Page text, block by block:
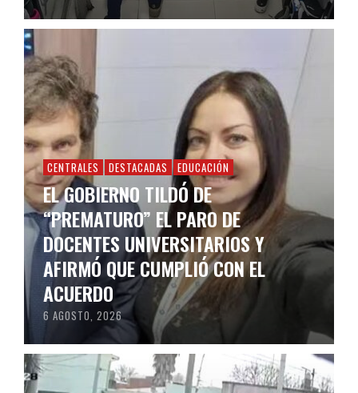
CENTRALES DESTACADAS EDUCACIÓN
EL GOBIERNO TILDÓ DE
“PREMATURO” EL PARO DE
DOCENTES UNIVERSITARIOS Y
AFIRMÓ QUE CUMPLIÓ CON EL
ACUERDO
6 AGOSTO, 2026